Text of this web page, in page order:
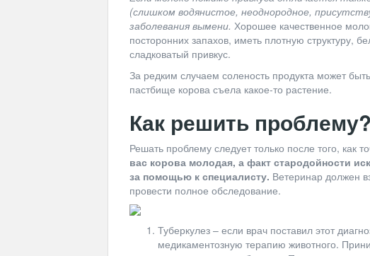
(слишком водянистое, неоднородное,
заболевания вымени. Хорошее качественное
посторонних запахов, иметь плотную структуру,
сладковатый привкус.
За редким случаем соленость продукта может
пастбище корова съела какое-то растение.
Как решить проблему?
Решать проблему следует только после того, как
вас корова молодая, а факт стародойности
за помощью к специалисту. Ветеринар должен
провести полное обследование.
Туберкулез – если врач поставил этот
медикаментозную терапию животного.